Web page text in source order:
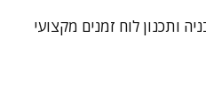
ותכנון לוח זמנים מקצועי